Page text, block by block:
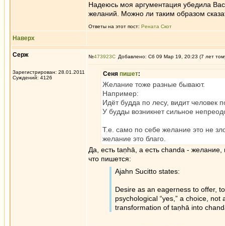
Надеюсь моя аргументация убедила
желаний. Можно ли таким образом
Ответы на этот пост: Рената Скот
Наверх
Серж
Зарегистрирован: 28.01.2011
Суждений: 4126
№473923 Добавлено: Сб 09 Мар 19, 20:23 (7 лет
Сеня пишет:
Желание тоже разные бывают.
Например:
Идёт будда по лесу, видит человек
У будды возникнет сильное
Т.е. само по себе желание это не
желание это благо.
Да, есть taṇhā, а есть chanda -
что пишется:
Ajahn Sucitto states:
Desire as an eagerness to offer,
psychological “yes,” a choice,
transformation of taṇhā into